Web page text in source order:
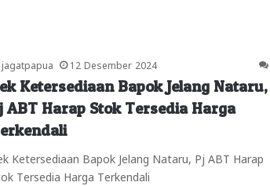
jagatpapua 12 Desember 2024
Ketersediaan Bapok Jelang Nataru,
ABT Harap Stok Tersedia Harga
Ketersediaan Bapok Jelang Nataru, Pj ABT Harap
Tersedia Harga Terkendali